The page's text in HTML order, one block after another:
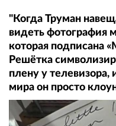
"Когда Труман
видеть фотография
которая подписана
Решётка
плену у телевизора,
мира он просто